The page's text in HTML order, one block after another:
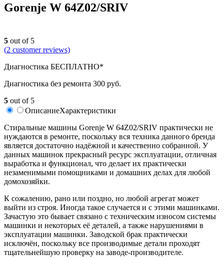
Gorenje W 64Z02/SRIV
5 out of 5
(2 customer reviews)
Диагностика БЕСПЛАТНО*
Диагностика без ремонта 300 руб.
5 out of 5
ОписаниеХарактеристики
Стиральные машины Gorenje W 64Z02/SRIV практически не
нуждаются в ремонте, поскольку вся техника данного бренда
является достаточно надёжной и качественно собранной. У
данных машинок прекрасный ресурс эксплуатации, отличная
выработка и функционал, что делает их практически
незаменимыми помощниками и домашних делах для любой
домохозяйки.
К сожалению, рано или поздно, но любой агрегат может
выйти из строя. Иногда такое случается и с этими машинками.
Зачастую это бывает связано с техническим износом системы
машинки и некоторых её деталей, а также нарушениями в
эксплуатации машинки. Заводской брак практически
исключён, поскольку все производимые детали проходят
тщательнейшую проверку на заводе-производителе.